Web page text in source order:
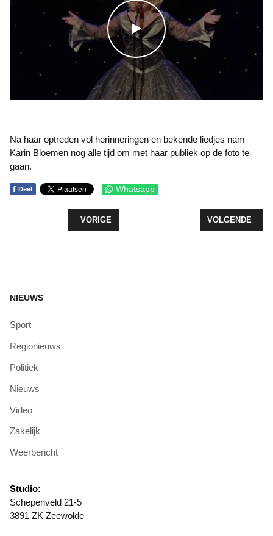
WATCH THE VIDEO
Na haar optreden vol herinneringen en bekende liedjes nam
Karin Bloemen nog alle tijd om met haar publiek op de foto te
gaan.
f Deel Whatsapp
VORIG ARTIKEL: GROTE BRAND VERWOEST
VORIGE VOLGENDE
VOLGENDE
NIEUWS
Sport
Regionieuws
Politiek
Nieuws
Video
Zakelijk
Weerbericht
Studio:
Schepenveld 21-5
3891 ZK Zeewolde